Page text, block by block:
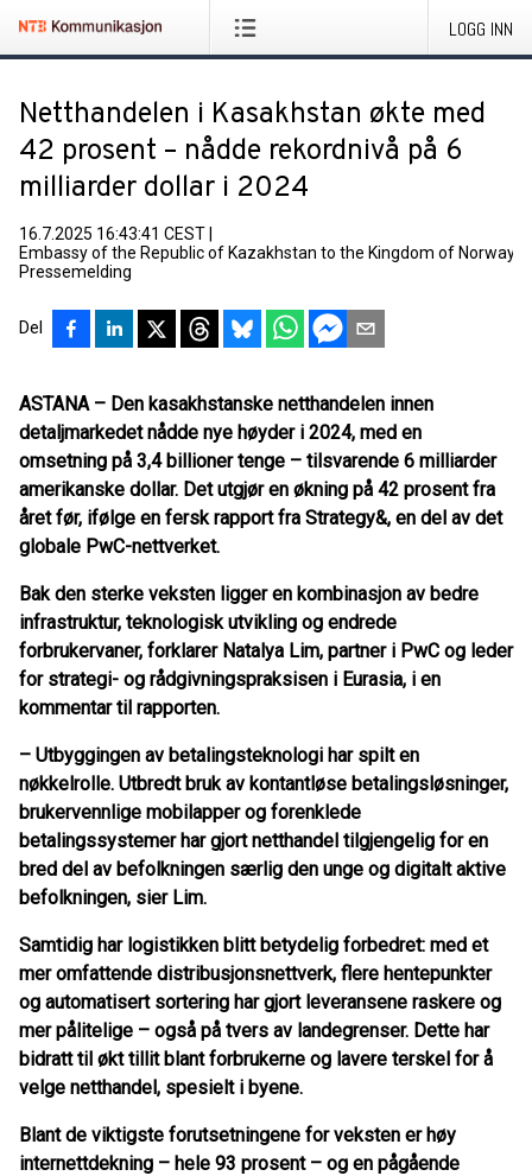
LOGG INN
Netthandelen i Kasakhstan økte med
42 prosent – nådde rekordnivå på 6
milliarder dollar i 2024
16.7.2025 16:43:41 CEST
Embassy of the Republic of Kazakhstan to the Kingdom of Norway
Pressemelding
Del
ASTANA– Den kasakhstanske netthandelen innen
detaljmarkedet nådde nye høyder i 2024, med en
omsetning på 3,4 billioner tenge – tilsvarende 6 milliarder
amerikanske dollar. Det utgjør en økning på 42 prosent fra
året før, ifølge en fersk rapport fra Strategy&, en del av det
globale PwC-nettverket.
Bak den sterke veksten ligger en kombinasjon av bedre
infrastruktur, teknologisk utvikling og endrede
forbrukervaner, forklarer Natalya Lim, partner i PwC og leder
for strategi- og rådgivningspraksisen i Eurasia, i en
kommentar til rapporten.
– Utbyggingen av betalingsteknologi har spilt en
nøkkelrolle. Utbredt bruk av kontantløse betalingsløsninger,
brukervennlige mobilapper og forenklede
betalingssystemer har gjort netthandel tilgjengelig for en
bred del av befolkningen særlig den unge og digitalt aktive
befolkningen, sier Lim.
Samtidig har logistikken blitt betydelig forbedret: med et
mer omfattende distribusjonsnettverk, flere hentepunkter
og automatisert sortering har gjort leveransene raskere og
mer pålitelige – også på tvers av landegrenser. Dette har
bidratt til økt tillit blant forbrukerne og lavere terskel for å
velge netthandel, spesielt i byene.
Blant de viktigste forutsetningene for veksten er høy
internettdekning – hele 93 prosent – og en pågående